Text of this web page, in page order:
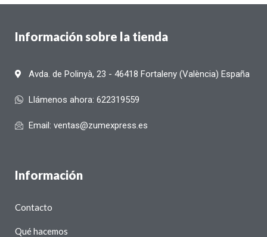
Información sobre la tienda
Avda. de Polinyà, 23 - 46418 Fortaleny (València) España
Llámenos ahora: 622319559
Email: ventas@zumexpress.es
Información
Contacto
Qué hacemos